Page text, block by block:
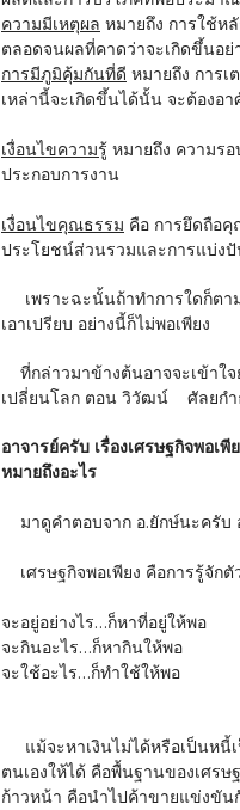
ความมีเหตุผล หมายถึง การใช้ห
ตลอดจนผลที่คาดว่าจะเกิดขึ้นอย่
การมีภูมิคุ้มกันที่ดี หมายถึง การ
เหล่านี้จะเกิดขึ้นได้นั้น จะต้องอ
เงื่อนไขความรู้ หมายถึง ความร
ประกอบการงาน
เงื่อนไขคุณธรรม คือ การยึดถือ
ประโยชน์ส่วนรวมและการแบ่ง
เพราะฉะนั้นถ้าทำการใดก็ตา
เอาเปรียบ อย่างนี้ก็ไม่พอเพียง
ที่กล่าวมาข้างต้นอาจจะเข้าใ
เปลี่ยนโลก ตอน วิวัฒน์ ศัลยกำ
อาจารย์ครับ เรื่องเศรษฐกิจพอ
หมายถึงอะไร
มาดูคำตอบจาก อ.ยักษ์นะครับ
เศรษฐกิจพอเพียง คือการรู้จักตั
จะอยู่อย่างไร...ก็หาที่อยู่ให้พอ
จะกินอะไร...ก็หากินให้พอ
จะใช้อะไร...ก็ทำใช้ให้พอ
แม้จะหาเงินไม่ได้หรือเป็นหนี้
ตนเองให้ได้ คือพื้นฐานของเศร
ก้าวหน้า คือนำไปค้าขายแข่งขัน